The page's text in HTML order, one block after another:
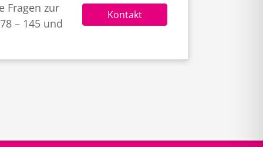
Fragen zur
– 145 und
Kontakt